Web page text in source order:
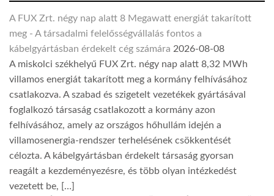
A FUX Zrt. négy nap alatt 8 Megawatt energiát takarított
meg - A társadalmi felelősségvállalás fontos a
kábelgyártásban érdekelt cég számára 2026-08-08
A miskolci székhelyű FUX Zrt. négy nap alatt 8,32 MWh
villamos energiát takarított meg a kormány felhívásához
csatlakozva. A szabad és szigetelt vezetékek gyártásával
foglalkozó társaság csatlakozott a kormány azon
felhívásához, amely az országos hőhullám idején a
villamosenergia-rendszer terhelésének csökkentését
célozta. A kábelgyártásban érdekelt társaság gyorsan
reagált a kezdeményezésre, és több olyan intézkedést
vezetett be, […]